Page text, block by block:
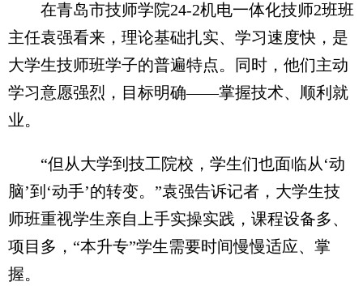
在青岛市技师学院24-2机电一体化技师2班班
主任袁强看来，理论基础扎实、学习速度快，是
大学生技师班学子的普遍特点。同时，他们主动
学习意愿强烈，目标明确——掌握技术、顺利就
业。
“但从大学到技工院校，学生们也面临从‘动
脑’到‘动手’的转变。”袁强告诉记者，大学生技
师班重视学生亲自上手实操实践，课程设备多、
项目多，“本升专”学生需要时间慢慢适应、掌
握。